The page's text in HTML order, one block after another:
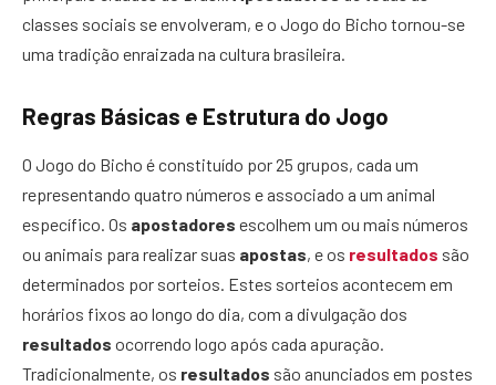
classes sociais se envolveram, e o Jogo do Bicho tornou-se
uma tradição enraizada na cultura brasileira.
Regras Básicas e Estrutura do Jogo
O Jogo do Bicho é constituído por 25 grupos, cada um
representando quatro números e associado a um animal
específico. Os apostadores escolhem um ou mais números
ou animais para realizar suas apostas, e os resultados são
determinados por sorteios. Estes sorteios acontecem em
horários fixos ao longo do dia, com a divulgação dos
resultados ocorrendo logo após cada apuração.
Tradicionalmente, os resultados são anunciados em postes